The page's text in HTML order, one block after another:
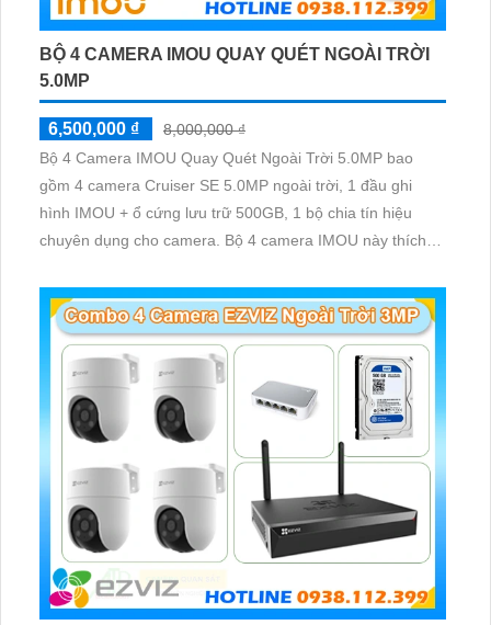
BỘ 4 CAMERA IMOU QUAY QUÉT NGOÀI TRỜI
5.0MP
6,500,000 ₫
8,000,000 ₫
Bộ 4 Camera IMOU Quay Quét Ngoài Trời 5.0MP bao
gồm 4 camera Cruiser SE 5.0MP ngoài trời, 1 đầu ghi
hình IMOU + ổ cứng lưu trữ 500GB, 1 bộ chia tín hiệu
chuyên dụng cho camera. Bộ 4 camera IMOU này thích
cần giám sát ngoài trời